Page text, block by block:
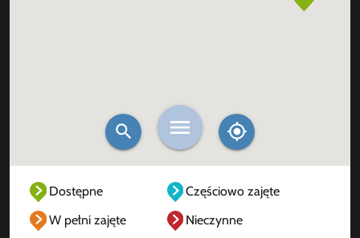
Dostępne
Częściowo zajęte
W pełni zajęte
Nieczynne